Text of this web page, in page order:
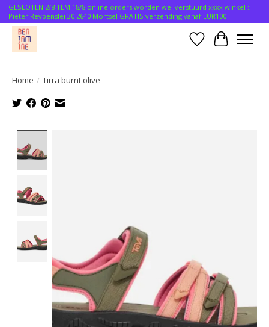
GESLOTEN 2/8 TEM 18/8 online orders worden wel verstuurd xxxx winkel :
Pieter Reypenslei 30 2640 Mortsel GRATIS verzending vanaf EUR100
Verlanglijst
Home / Tirra burnt olive